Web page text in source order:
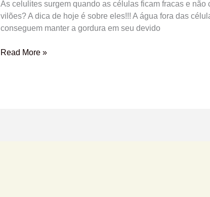
As celulites surgem quando as células ficam fracas e
vilões? A dica de hoje é sobre eles!!! A água fora das
conseguem manter a gordura em seu devido
celulite!!!
Read More »